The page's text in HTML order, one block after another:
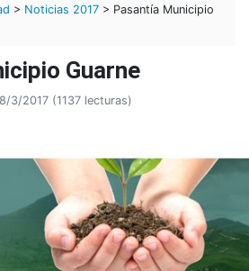
> Noticias 2017 > Pasantía Municipio
Guarne
3/2017 (1137 lecturas)